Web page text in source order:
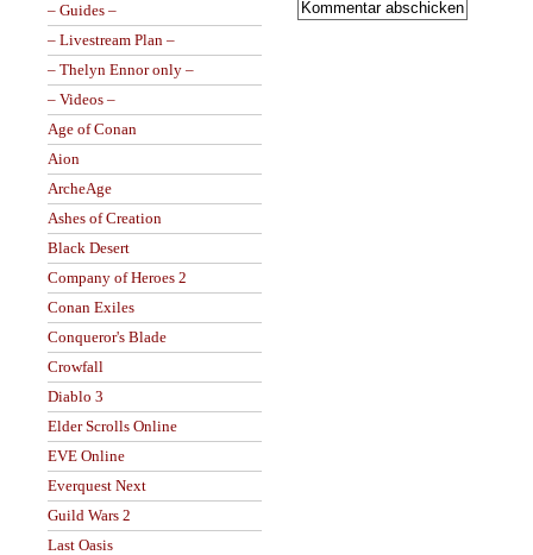
– Guides –
– Livestream Plan –
– Thelyn Ennor only –
– Videos –
Age of Conan
Aion
ArcheAge
Ashes of Creation
Black Desert
Company of Heroes 2
Conan Exiles
Conqueror's Blade
Crowfall
Diablo 3
Elder Scrolls Online
EVE Online
Everquest Next
Guild Wars 2
Last Oasis